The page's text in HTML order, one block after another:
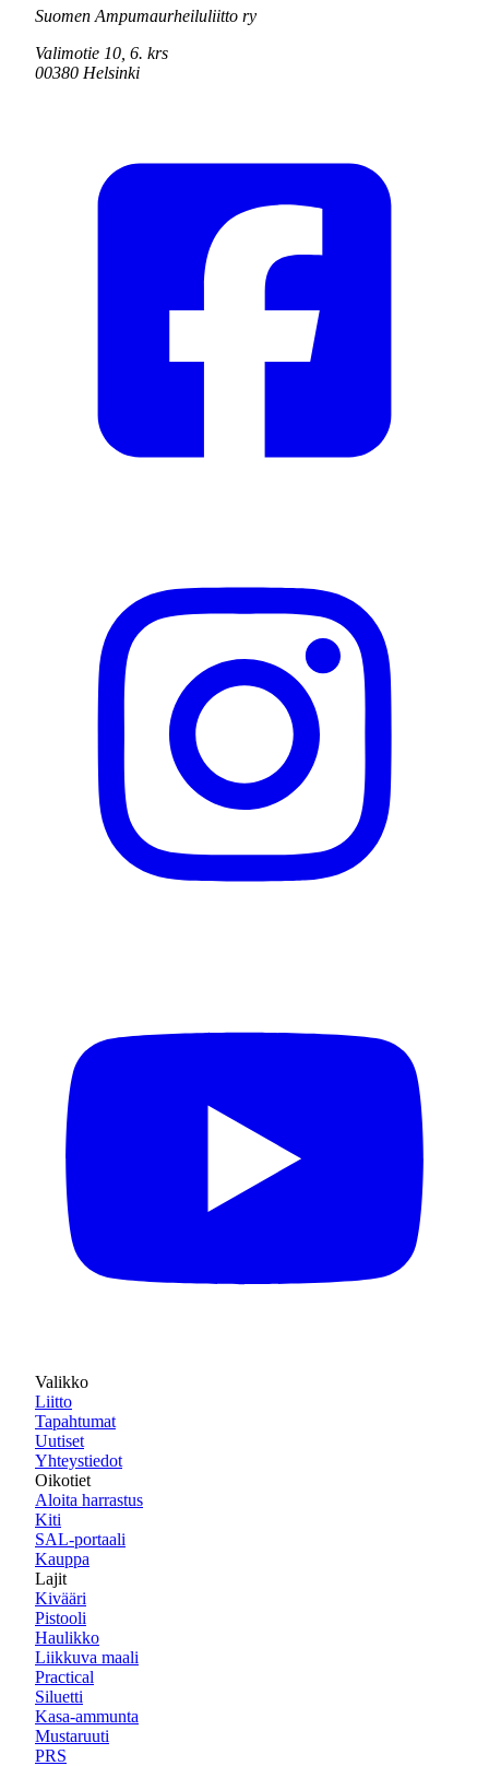
Suomen Ampumaurheiluliitto ry
Valimotie 10, 6. krs
00380 Helsinki
Valikko
Liitto
Tapahtumat
Uutiset
Yhteystiedot
Oikotiet
Aloita harrastus
Kiti
SAL-portaali
Kauppa
Lajit
Kivääri
Pistooli
Haulikko
Liikkuva maali
Practical
Siluetti
Kasa-ammunta
Mustaruuti
PRS